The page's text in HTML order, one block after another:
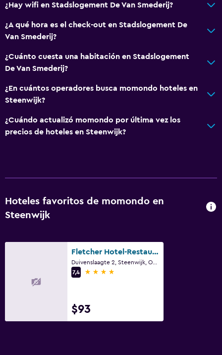
Entrada privada
Comedor
Restaurante
Tetera/cafetera
Menús para dietas especiales (bajo petición)
TV de pantalla plana
TV
Insonorización
Enchufe cerca de la cama
¿Hay wifi en Stadslogement De Van Smederij?
¿A qué hora es el check-out en Stadslogement De
Van Smederij?
¿Cuánto cuesta una habitación en Stadslogement
De Van Smederij?
¿En cuántos operadores busca momondo hoteles en
Steenwijk?
¿Cuándo actualizó momondo por última vez los
precios de hoteles en Steenwijk?
Hoteles favoritos de momondo en
Steenwijk
Fletcher Hotel-Restaurant De Eese-Giethoorn
7,4
4 estrellas
$93